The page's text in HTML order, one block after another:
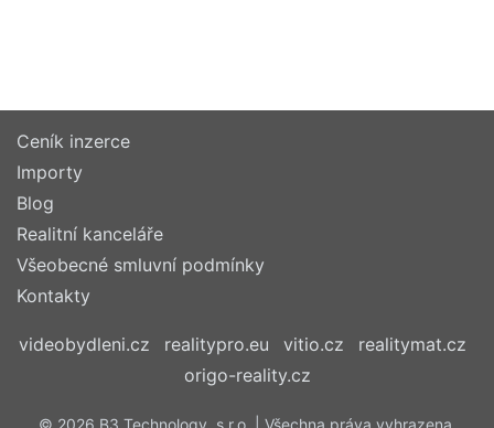
Ceník inzerce
Importy
Blog
Realitní kanceláře
Všeobecné smluvní podmínky
Kontakty
videobydleni.cz realitypro.eu vitio.cz
realitymat.cz
origo-reality.cz